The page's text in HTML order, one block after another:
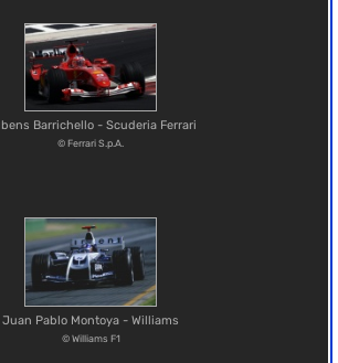
Barrichello - Scuderia Ferrari
© Ferrari S.p.A.
Juan Pablo Montoya - Williams
© Williams F1